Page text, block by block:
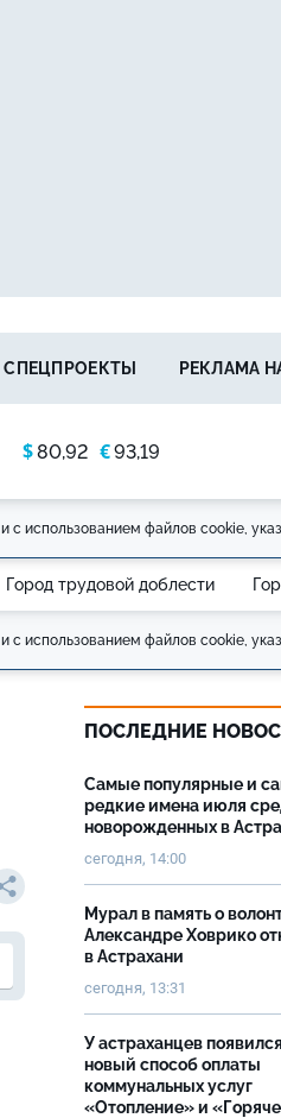
$80,92 €93,19
СПЕЦПРОЕКТЫ РЕКЛАМА
и с использованием файлов cookie,
Город трудовой доблести
и с использованием файлов cookie,
ПОСЛЕДНИЕ
Самые популярные и
редкие имена июля
новорожденных в
сегодня, 14:00
Мурал в память о
Александре Ховрико
в Астрахани
сегодня, 13:31
У астраханцев появился
новый способ оплаты
коммунальных услуг
«Отопление» и